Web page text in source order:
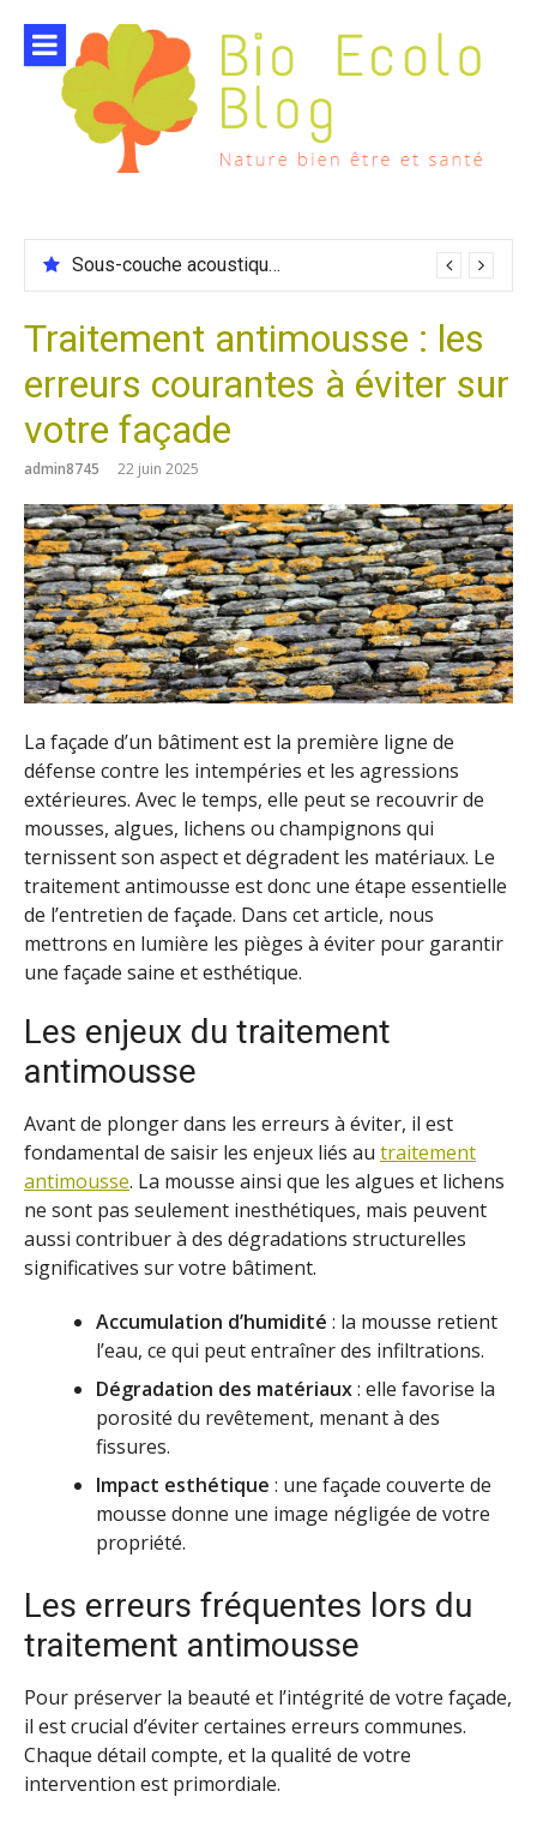
contenu
Sous-couche acoustique compatible chauffage sol
Traitement antimousse : les
erreurs courantes à éviter sur
votre façade
admin8745 22 juin 2025
La façade d’un bâtiment est la première ligne de
défense contre les intempéries et les agressions
extérieures. Avec le temps, elle peut se recouvrir de
mousses, algues, lichens ou champignons qui
ternissent son aspect et dégradent les matériaux. Le
traitement antimousse est donc une étape essentielle
de l’entretien de façade. Dans cet article, nous
mettrons en lumière les pièges à éviter pour garantir
une façade saine et esthétique.
Les enjeux du traitement
antimousse
Avant de plonger dans les erreurs à éviter, il est
fondamental de saisir les enjeux liés au traitement
antimousse. La mousse ainsi que les algues et lichens
ne sont pas seulement inesthétiques, mais peuvent
aussi contribuer à des dégradations structurelles
significatives sur votre bâtiment.
Accumulation d’humidité : la mousse retient
l’eau, ce qui peut entraîner des infiltrations.
Dégradation des matériaux: elle favorise la
porosité du revêtement, menant à des
fissures.
Impact esthétique : une façade couverte de
mousse donne une image négligée de votre
propriété.
Les erreurs fréquentes lors du
traitement antimousse
Pour préserver la beauté et l’intégrité de votre façade,
il est crucial d’éviter certaines erreurs communes.
Chaque détail compte, et la qualité de votre
intervention est primordiale.